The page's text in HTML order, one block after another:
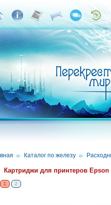
/ Каталог по железу /
Картриджи для принтеров Epson
1 2